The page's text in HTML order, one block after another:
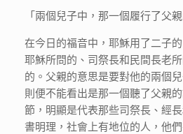
「兩個兒子中，那一個履行了父
在今日的福音中，耶穌用了二子
耶穌所問的、司祭長和民間長老
的。父親的意思是要對他的兩個
則便不能看出是那一個聽了父親
節，明顯是代表那些司祭長、經
書明理，社會上有地位的人，他